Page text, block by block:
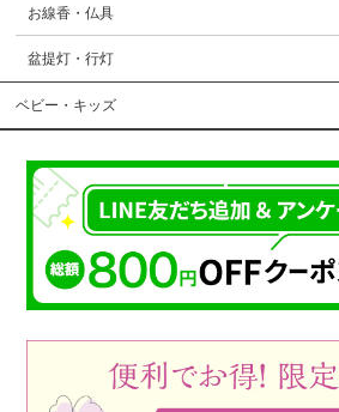
お線香・仏具
盆提灯・行灯
ベビー・キッズ